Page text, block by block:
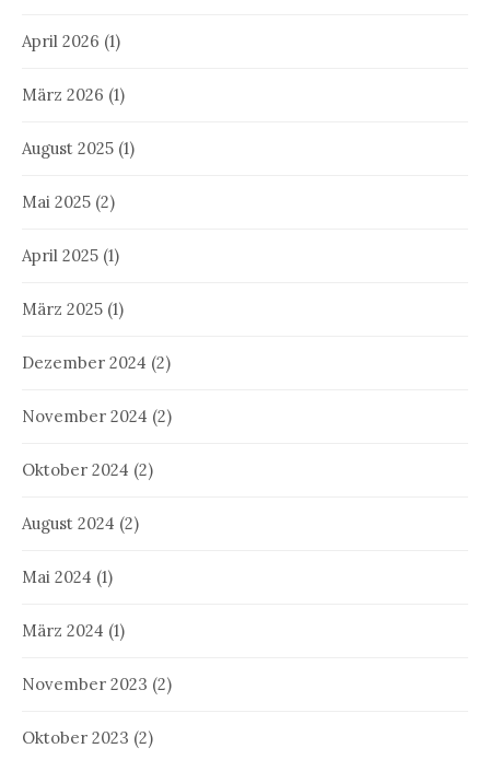
April 2026 (1)
März 2026 (1)
August 2025 (1)
Mai 2025 (2)
April 2025 (1)
März 2025 (1)
Dezember 2024 (2)
November 2024 (2)
Oktober 2024 (2)
August 2024 (2)
Mai 2024 (1)
März 2024 (1)
November 2023 (2)
Oktober 2023 (2)